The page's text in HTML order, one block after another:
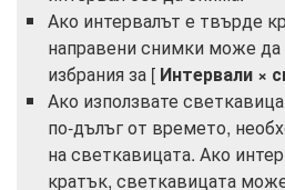
Ако интервалът е твърде
направени снимки може да
избрания за [ Интервали ×
Ако използвате
по-дълъг от времето,
на светкавицата. Ако
кратък, светкавицата